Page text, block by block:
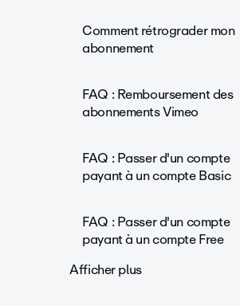
Comment rétrograder mon
abonnement
FAQ : Remboursement des
abonnements Vimeo
FAQ : Passer d'un compte
payant à un compte Basic
FAQ : Passer d'un compte
payant à un compte Free
Afficher plus